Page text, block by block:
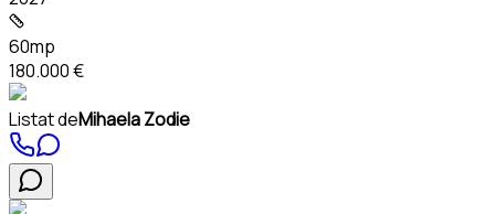
60mp
180.000 €
Listat deMihaela Zodie